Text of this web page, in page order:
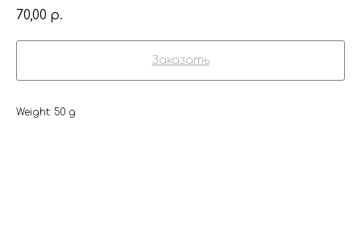
70,00 р.
Заказать
Weight: 50 g